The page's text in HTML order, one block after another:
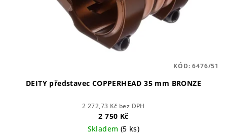
DEITY představec COPPERHEAD 35 mm BRONZE
2 272,73 Kč bez DPH
2 750 Kč
Skladem (5 ks)
KÓD:6476/51